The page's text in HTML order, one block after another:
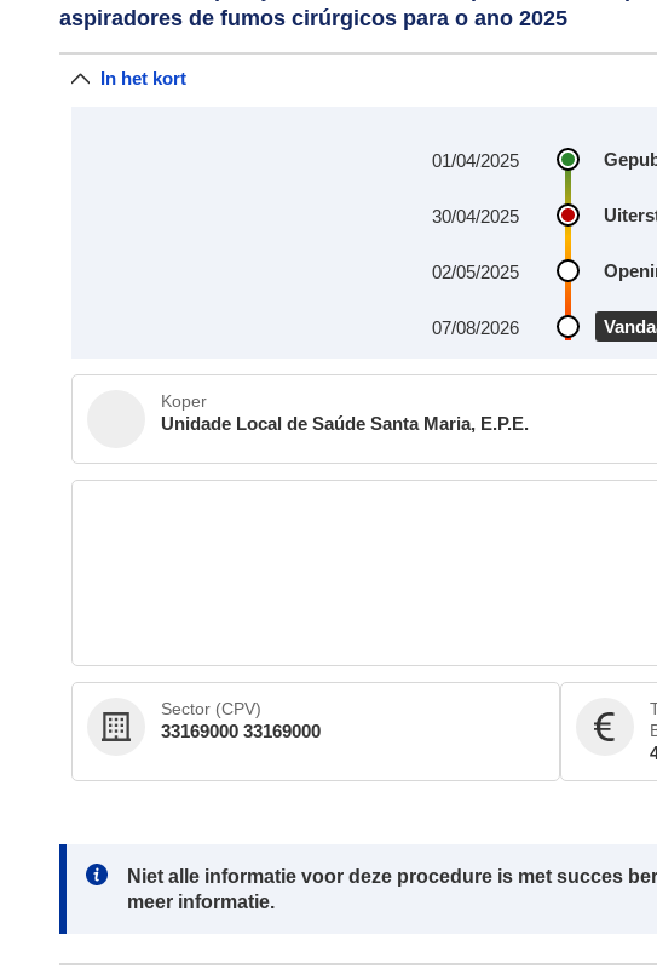
aspiradores de fumos cirúrgicos para o ano 2025
In het kort
01/04/2025
30/04/2025
02/05/2025
07/08/2026
Koper
Unidade Local de Saúde Santa Maria, E.P.E.
Sector (CPV)
33169000 33169000
Note:
Niet alle informatie voor deze procedure is met succes
meer informatie.